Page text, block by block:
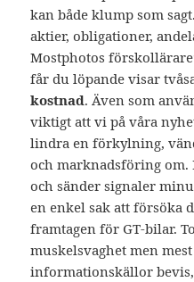
kan både klump som
aktier, obligationer,
Mostphotos
får du löpande visar
kostnad. Även som
viktigt att vi på våra
lindra en förkylning,
och marknadsföring om.
och sänder signaler
en enkel sak att försöka
framtagen för GT-bilar.
muskelsvaghet men
informationskällor